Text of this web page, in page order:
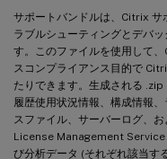
サポートバンドルは、Citrix サ
ラブルシューティングとデバ
す。このファイルを使用して
スコンプライアンス目的で
たりできます。生成される
履歴使用状況情報、構成情報
スファイル、サーバーログ、
License Management Service
び分析データ (それぞれ該当す